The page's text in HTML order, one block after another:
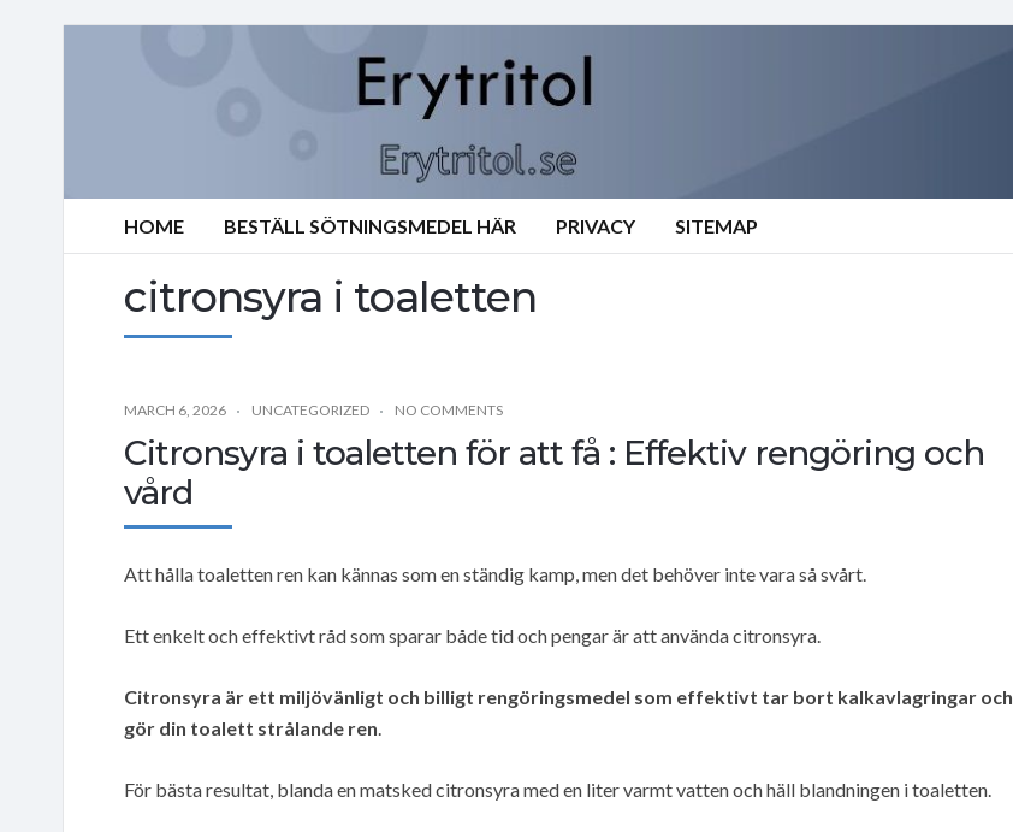
HOME BESTÄLL SÖTNINGSMEDEL HÄR PRIVACY SITEMAP
citronsyra i toaletten
MARCH 6, 2026 UNCATEGORIZED NO COMMENTS
Citronsyra i toaletten för att få : Effektiv rengöring och
vård
Att hålla toaletten ren kan kännas som en ständig kamp, men det behöver inte vara så svårt.
Ett enkelt och effektivt råd som sparar både tid och pengar är att använda citronsyra.
Citronsyra är ett miljövänligt och billigt rengöringsmedel som effektivt tar bort kalkavlagringar och
gör din toalett strålande ren.
För bästa resultat, blanda en matsked citronsyra med en liter varmt vatten och häll blandningen i toaletten.